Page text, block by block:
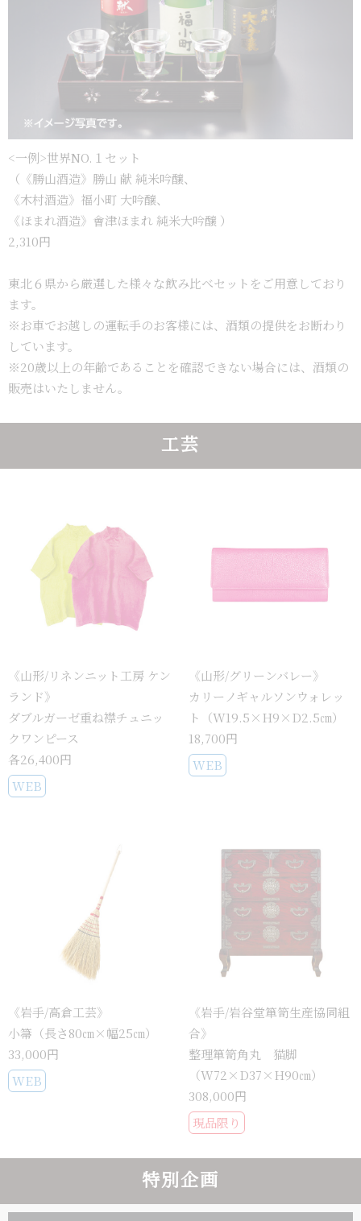
<一例>世界NO.１セット
（《勝山酒造》勝山 献 純米吟醸、
《木村酒造》福小町 大吟醸、
《ほまれ酒造》會津ほまれ 純米大吟醸 ）
2,310円
東北６県から厳選した様々な飲み比べセットをご用意しており
ます。
※お車でお越しの運転手のお客様には、酒類の提供をお断わり
しています。
※20歳以上の年齢であることを確認できない場合には、酒類の
販売はいたしません。
工芸
《山形/リネンニット工房 ケン
ランド》
ダブルガーゼ重ね襟チュニッ
クワンピース
各26,400円
WEB
《山形/グリーンバレー》
カリーノギャルソンウォレッ
ト（W19.5×H9×D2.5㎝）
18,700円
WEB
《岩手/高倉工芸》
小箒（長さ80㎝×幅25㎝）
33,000円
WEB
《岩手/岩谷堂箪笥生産協同組
合》
整理箪笥角丸 猫脚
（W72×D37×H90㎝）
308,000円
現品限り
特別企画